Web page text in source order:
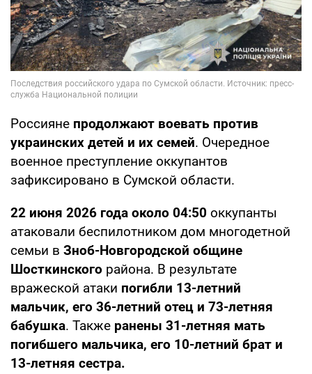
Россияне продолжают воевать против
украинских детей и их семей. Очередное
военное преступление оккупантов
зафиксировано в Сумской области.
22 июня 2026 года около 04:50 оккупанты
атаковали беспилотником дом многодетной
семьи в Зноб-Новгородской общине
Шосткинского района. В результате
вражеской атаки погибли 13-летний
мальчик, его 36-летний отец и 73-летняя
бабушка. Также ранены 31-летняя мать
погибшего мальчика, его 10-летний брат и
13-летняя сестра.